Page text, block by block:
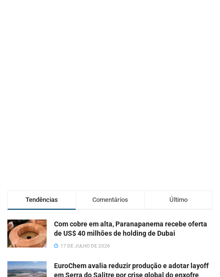
Tendências Comentários Último
Com cobre em alta, Paranapanema recebe oferta
de US$ 40 milhões de holding de Dubai
17 DE JULHO DE 2026
EuroChem avalia reduzir produção e adotar layoff
em Serra do Salitre por crise global do enxofre